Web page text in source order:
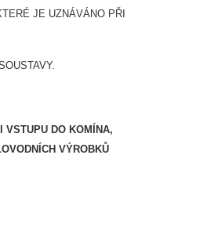
JE UZNÁVÁNO PŘI
VSTUPU DO KOMÍNA,
VÝROBKŮ